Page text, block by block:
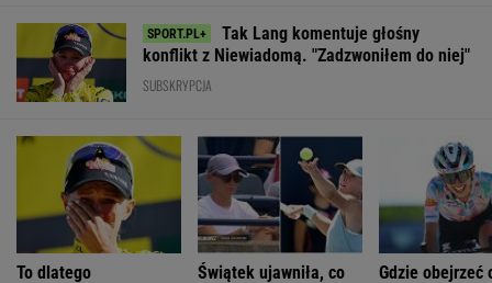
Tak Lang komentuje głośny
konflikt z Niewiadomą. "Zadzwoniłem do niej"
SUBSKRYPCJA
To dlatego
Świątek ujawniła, co
Gdzie obejrzeć